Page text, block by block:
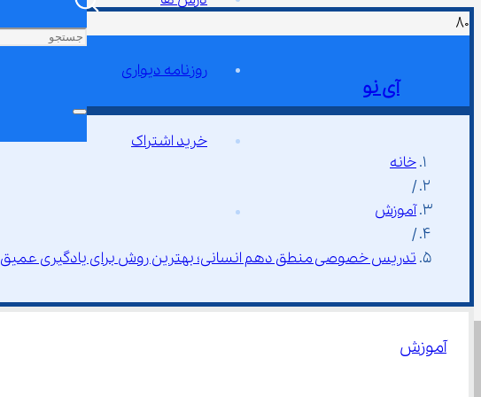
آی نو
روزنامه دیواری
خرید اشتراک
خانه
/
آموزش
/
تدریس خصوصی منطق دهم انسانی؛ بهترین روش برای یادگیری عمیق
آموزش